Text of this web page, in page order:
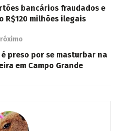
bancários fraudados e
R$120 milhões ilegais
preso por se masturbar na
em Campo Grande